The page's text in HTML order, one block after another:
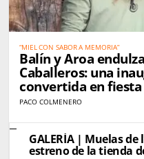
“MIEL CON SABOR A MEMORIA”
Balín y Aroa
Caballeros: una
convertida en fiesta
PACO COLMENERO
GALERÍA | Muelas de
estreno de la tienda